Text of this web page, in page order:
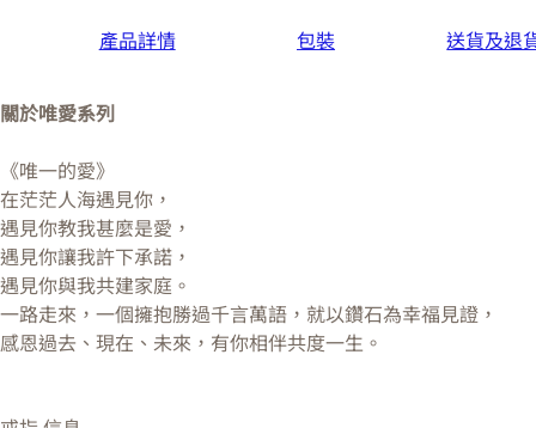
產品詳情 包裝 送貨及退
關於唯愛系列
《唯一的愛》
在茫茫人海遇見你，
遇見你教我甚麼是愛，
遇見你讓我許下承諾，
遇見你與我共建家庭。
一路走來，一個擁抱勝過千言萬語，就以鑽石為幸福見證，
感恩過去、現在、未來，有你相伴共度一生。